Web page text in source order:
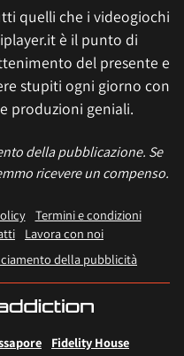
quelli che i videogiochi
è il punto di
del presente e
stupiti ogni giorno con
produzioni geniali.
della pubblicazione. Se
ricevere un compenso.
Termini e condizioni
Lavora con noi
della pubblicità
Fidelity House